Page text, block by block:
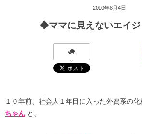
2010年8月4日
◆ママに見えないエイジ
１０年前、社会人１年目に入った外資系の
ちゃん と、